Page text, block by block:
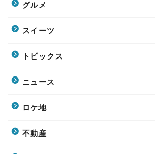
グルメ
スイーツ
トピックス
ニュース
ロケ地
不動産